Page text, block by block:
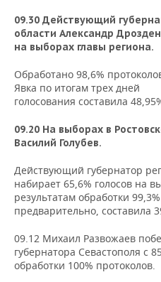
09.30 Действующий
области Александр
на выборах главы региона.
Обработано 98,6%
Явка по итогам трех дней
голосования составила
09.20 На выборах в
Василий Голубев.
Действующий губернатор
набирает 65,6% голосов на
результатам обработки
предварительно, составила
09.12 Михаил Развожаев
губернатора Севастополя с
обработки 100% протоколов.